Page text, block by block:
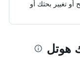
تغيير بحثك أو
هوتل